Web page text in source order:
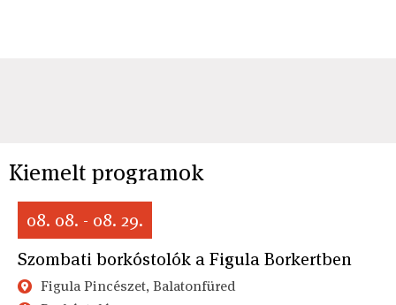
Kiemelt programok
08. 08. - 08. 29.
Szombati borkóstolók a Figula Borkertben
Figula Pincészet, Balatonfüred